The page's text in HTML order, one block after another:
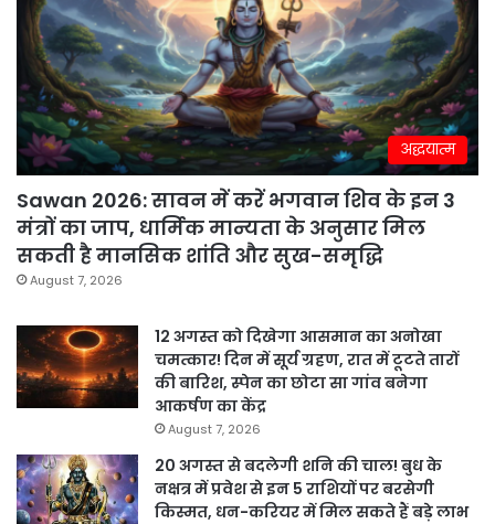
अद्धयात्म
Sawan 2026: सावन में करें भगवान शिव के इन 3
मंत्रों का जाप, धार्मिक मान्यता के अनुसार मिल
सकती है मानसिक शांति और सुख-समृद्धि
August 7, 2026
12 अगस्त को दिखेगा आसमान का अनोखा
चमत्कार! दिन में सूर्य ग्रहण, रात में टूटते तारों
की बारिश, स्पेन का छोटा सा गांव बनेगा
आकर्षण का केंद्र
August 7, 2026
20 अगस्त से बदलेगी शनि की चाल! बुध के
नक्षत्र में प्रवेश से इन 5 राशियों पर बरसेगी
किस्मत, धन-करियर में मिल सकते हैं बड़े लाभ